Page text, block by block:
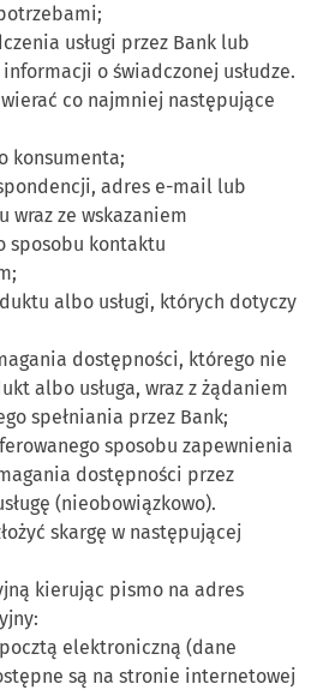
usługi przez Bank lub
o świadczonej usłudze.
co najmniej następujące
konsumenta;
adres e-mail lub
wraz ze wskazaniem
sposobu kontaktu
albo usługi, których dotyczy
dostępności, którego nie
albo usługa, wraz z żądaniem
spełniania przez Bank;
sposobu zapewnienia
dostępności przez
(nieobowiązkowo).
skargę w następującej
kierując pismo na adres
elektroniczną (dane
są na stronie internetowej